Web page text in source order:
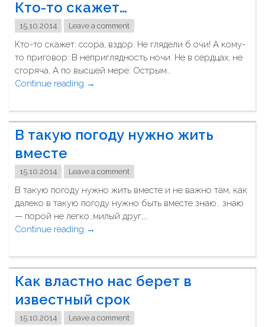
т
о
б
о
й
с
л
ш
к
о
р
а
з
н
ы
е
ю
д
и
,
Кто-то скажет…
15.10.2014 Leave a comment
Кто-то скажет: ссора, вздор: Не глядели б очи! А кому-
то приговор: В неприглядность ночи. Не в сердцах, не
сгоряча, А по высшей мере: Острым…
Continue reading "
т
о
-
с
к
а
ж
"
→
В такую погоду нужно жить
вместе
15.10.2014 Leave a comment
В такую погоду нужно жить вместе и не важно там, как
далеко в такую погоду нужно быть вместе знаю.. знаю
— порой не легко..милый друг,…
Continue reading "
т
а
к
у
ю
п
→
Как властно нас берет в
известный срок
15.10.2014 Leave a comment